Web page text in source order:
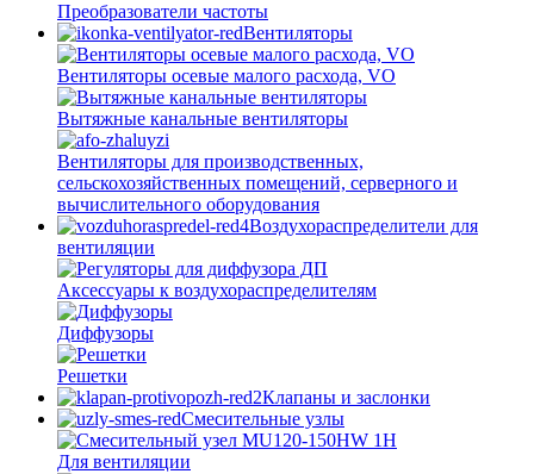
Преобразователи частоты
Вентиляторы
Вентиляторы осевые малого расхода, VO
Вытяжные канальные вентиляторы
Вентиляторы для производственных,
сельскохозяйственных помещений, серверного и
вычислительного оборудования
Воздухораспределители для
вентиляции
Аксессуары к воздухораспределителям
Диффузоры
Решетки
Клапаны и заслонки
Смесительные узлы
Для вентиляции